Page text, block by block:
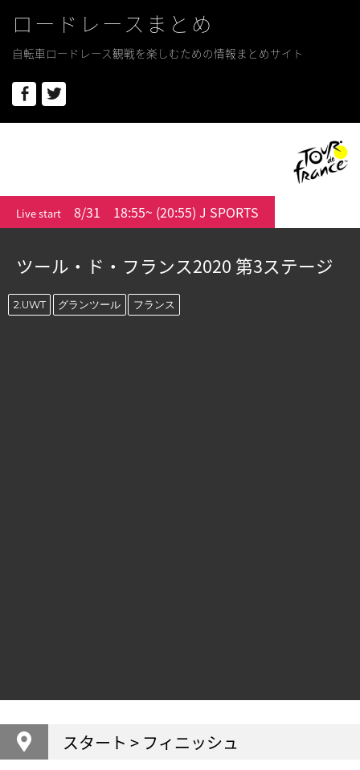
ロードレースまとめ
自転車ロードレース観戦を楽しむための情報まとめサイト
Facebook
Live start 8/31 18:55~ (20:55) J SPORTS
ツール・ド・フランス2020 第3ステージ
2.UWT グランツール フランス
スタート > フィニッシュ